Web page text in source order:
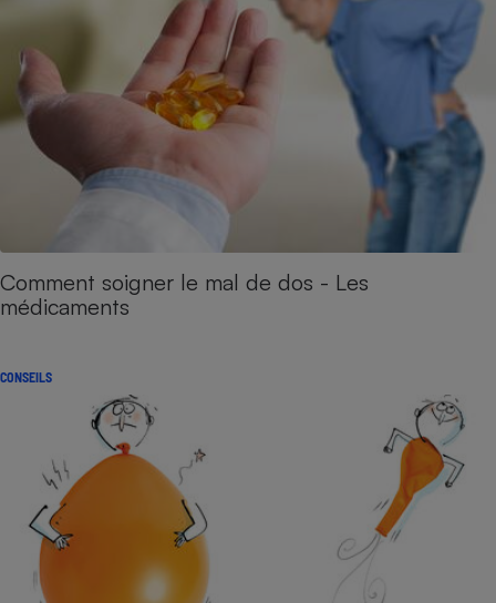
Comment soigner le mal de dos - Les
médicaments
CONSEILS